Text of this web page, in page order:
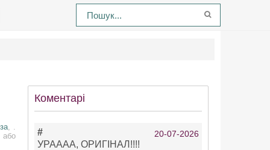
, .
або
Коментарі
# 20-07-2026
УРАААА, ОРИГІНАЛ!!!!